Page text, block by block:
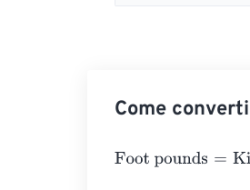
Come
Foot pounds=